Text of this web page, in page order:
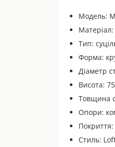
Модель:
Тип:
Форма:
Діаметр
Висота:
Товщина
Опори:
Покриття:
Стиль: